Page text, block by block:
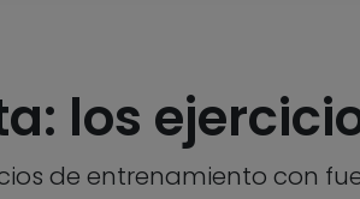
los
de entrenamiento con